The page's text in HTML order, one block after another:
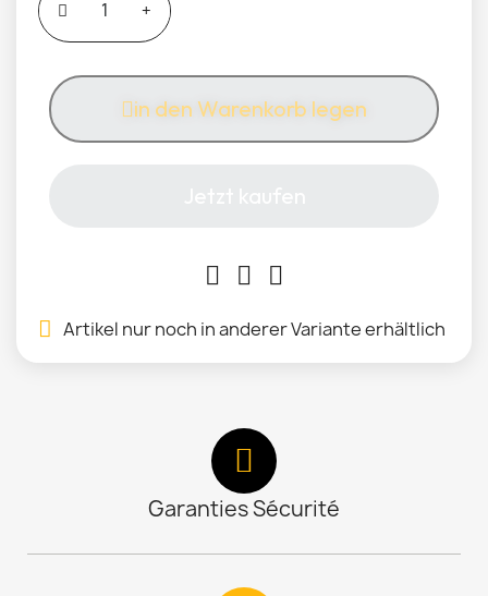
in den Warenkorb legen
Artikel nur noch in anderer Variante erhältlich
Garanties Sécurité